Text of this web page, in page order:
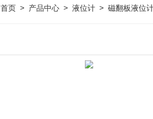
首页> 产品中心> 液位计> 磁翻板液位